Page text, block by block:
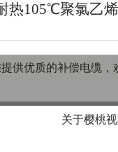
热105℃聚氯乙
供优质的补偿电缆
关于樱桃